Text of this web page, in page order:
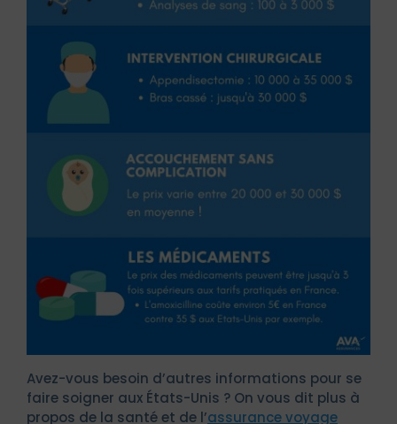
Avez-vous besoin d’autres informations pour se
faire soigner aux États-Unis ? On vous dit plus à
propos de la santé et de l’assurance voyage